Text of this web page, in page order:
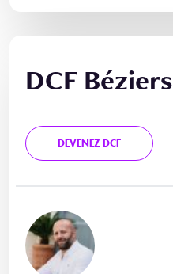
DCF Béziers
DEVENEZ DCF